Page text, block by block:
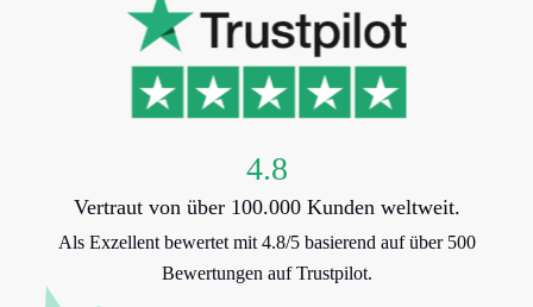
4.8
Vertraut von über 100.000 Kunden weltweit.
Als Exzellent bewertet mit 4.8/5 basierend auf über 500
Bewertungen auf Trustpilot.